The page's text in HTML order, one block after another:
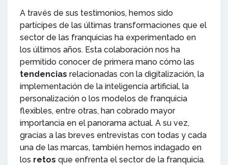
A través de sus testimonios, hemos sido
partícipes de las últimas transformaciones que el
sector de las franquicias ha experimentado en
los últimos años. Esta colaboración nos ha
permitido conocer de primera mano cómo las
tendencias relacionadas con la digitalización, la
implementación de la inteligencia artificial, la
personalización o los modelos de franquicia
flexibles, entre otras, han cobrado mayor
importancia en el panorama actual. A su vez,
gracias a las breves entrevistas con todas y cada
una de las marcas, también hemos indagado en
los retos que enfrenta el sector de la franquicia.